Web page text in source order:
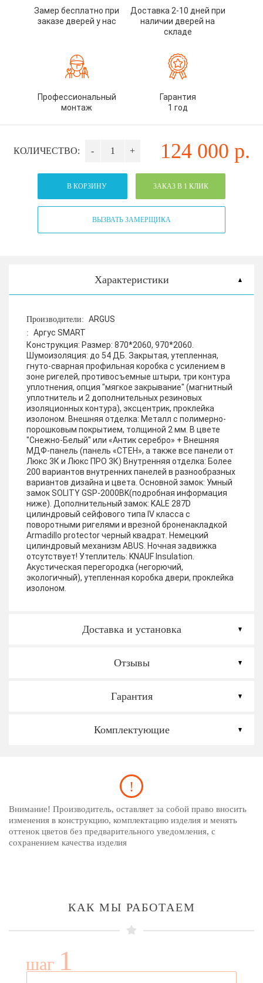
Замер бесплатно при
заказе дверей у нас
Доставка 2-10 дней при
наличии дверей на
складе
Профессиональный
монтаж
Гарантия
1 год
КОЛИЧЕСТВО: - + 124 000 р.
В КОРЗИНУ ЗАКАЗ В 1 КЛИК
ВЫЗВАТЬ ЗАМЕРЩИКА
Характеристики
Производители: ARGUS
: Аргус SMART
Конструкция: Размер: 870*2060, 970*2060.
Шумоизоляция: до 54 ДБ. Закрытая, утепленная,
гнуто-сварная профильная коробка с усилением в
зоне ригелей, противосъемные штыри, три контура
уплотнения, опция "мягкое закрывание" (магнитный
уплотнитель и 2 дополнительных резиновых
изоляционных контура), эксцентрик, проклейка
изолоном. Внешняя отделка: Металл с полимерно-
порошковым покрытием, толщиной 2 мм. В цвете
"Снежно-Белый" или «Антик серебро» + Внешняя
МДФ-панель (панель «СТЕН», а также все панели от
Люкс 3К и Люкс ПРО 3К) Внутренняя отделка: Более
200 вариантов внутренних панелей в разнообразных
вариантов дизайна и цвета. Основной замок: Умный
замок SOLITY GSP-2000BK(подробная информация
ниже). Дополнительный замок: KALE 287D
цилиндровый сейфового типа IV класса с
поворотными ригелями и врезной броненакладкой
Armadillo protector черный квадрат. Немецкий
цилиндровый механизм ABUS. Ночная задвижка
отсутствует! Утеплитель: KNAUF Insulation.
Акустическая перегородка (негорючий,
экологичный), утепленная коробка двери, проклейка
изолоном.
Доставка и установка
Отзывы
Гарантия
Комплектующие
Внимание! Производитель, оставляет за собой право вносить
изменения в конструкцию, комплектацию изделия и менять
оттенок цветов без предварительного уведомления, с
сохранением качества изделия
КАК МЫ РАБОТАЕМ
шаг 1